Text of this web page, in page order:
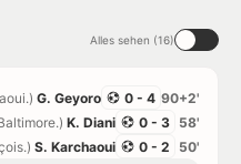
Alles sehen (16)
90+2'
0 - 4
G. Geyoro
58'
0 - 3
K. Diani
50'
0 - 2
S. Karchaoui